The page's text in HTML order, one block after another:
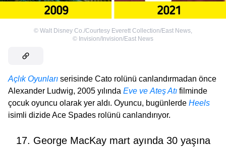
© Walt Disney Co./Courtesy Everett Collection/East News,
© Invision/Invision/East News
Açlık Oyunları serisinde Cato rolünü canlandırmadan önce
Alexander Ludwig, 2005 yılında Eve ve Ateş Atı filminde
çocuk oyuncu olarak yer aldı. Oyuncu, bugünlerde Heels
isimli dizide Ace Spades rolünü canlandırıyor.
17. George MacKay mart ayında 30 yaşına